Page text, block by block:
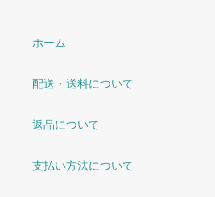
ホーム
配送・送料について
返品について
支払い方法について